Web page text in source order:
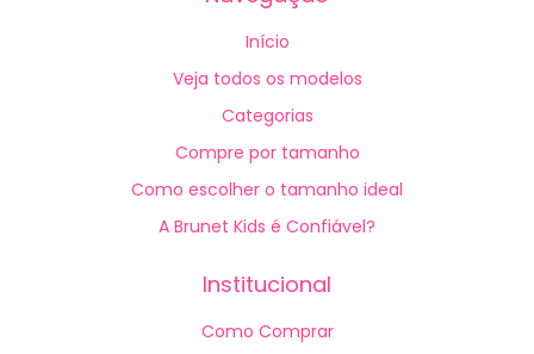
Início
Veja todos os modelos
Categorias
Compre por tamanho
Como escolher o tamanho ideal
A Brunet Kids é Confiável?
Institucional
Como Comprar